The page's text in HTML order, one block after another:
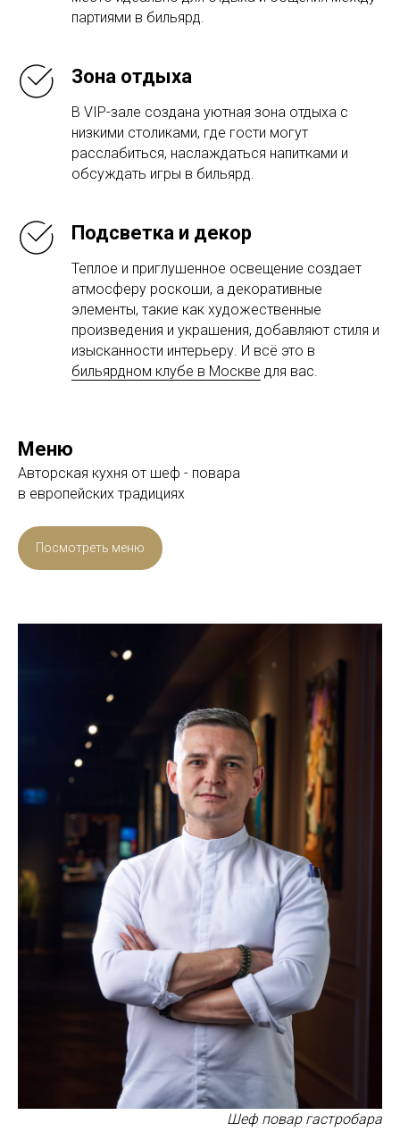
партиями в бильярд.
Зона отдыха
В VIP-зале создана уютная зона отдыха с
низкими столиками, где гости могут
расслабиться, наслаждаться напитками и
обсуждать игры в бильярд.
Подсветка и декор
Теплое и приглушенное освещение создает
атмосферу роскоши, а декоративные
элементы, такие как художественные
произведения и украшения, добавляют стиля и
изысканности интерьеру. И всё это в
бильярдном клубе в Москве для вас.
Меню
Авторская кухня от шеф - повара
в европейских традициях
Посмотреть меню
Шеф повар гастробара